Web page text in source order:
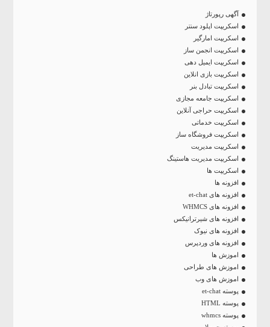
آگهی رپورتاژ
اسکریپت اپلود سنتر
اسکریپت امارگیر
اسکریپت انجمن ساز
اسکریپت ایمیل دهی
اسکریپت بازی انلاین
اسکریپت تبادل بنر
اسکریپت جامعه مجازی
اسکریپت حراجی آنلاین
اسکریپت خدماتی
اسکریپت فروشگاه ساز
اسکریپت مدیریت
اسکریپت مدیریت هاستینگ
اسکریپت ها
افزونه ها
افزونه های et-chat
افزونه های WHMCS
افزونه های شیرترانیکس
افزونه های نیوک
افزونه های وردپرس
اموزش ها
اموزش های طراحی
اموزش های وب
پوسته et-chat
پوسته HTML
پوسته whmcs